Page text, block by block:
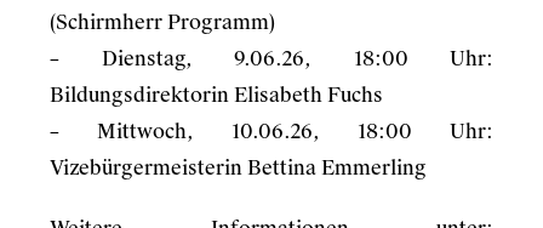
(Schirmherr Programm)
– Dienstag, 9.06.26, 18:00 Uhr:
Bildungsdirektorin Elisabeth Fuchs
– Mittwoch, 10.06.26, 18:00 Uhr:
Vizebürgermeisterin Bettina Emmerling